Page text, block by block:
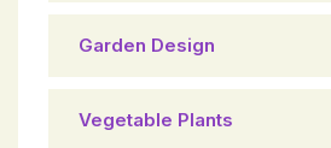
Garden Design
Vegetable Plants